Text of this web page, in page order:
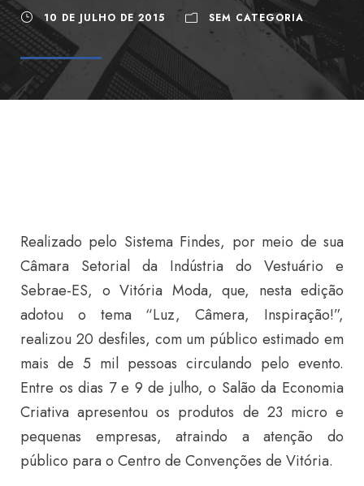
10 DE JULHO DE 2015 SEM CATEGORIA
Realizado pelo Sistema Findes, por meio de sua
Câmara Setorial da Indústria do Vestuário e
Sebrae-ES, o Vitória Moda, que, nesta edição
adotou o tema “Luz, Câmera, Inspiração!”,
realizou 20 desfiles, com um público estimado em
mais de 5 mil pessoas circulando pelo evento.
Entre os dias 7 e 9 de julho, o Salão da Economia
Criativa apresentou os produtos de 23 micro e
pequenas empresas, atraindo a atenção do
público para o Centro de Convenções de Vitória.